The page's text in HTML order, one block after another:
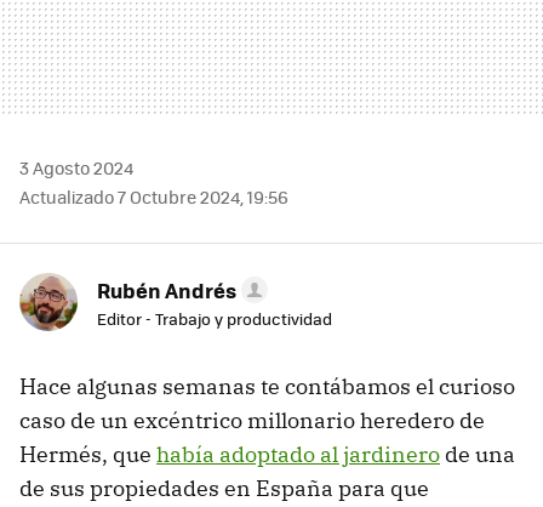
3 Agosto 2024
Actualizado 7 Octubre 2024, 19:56
Rubén Andrés
Editor - Trabajo y productividad
Hace algunas semanas te contábamos el curioso
caso de un excéntrico millonario heredero de
Hermés, que había adoptado al jardinero de una
de sus propiedades en España para que